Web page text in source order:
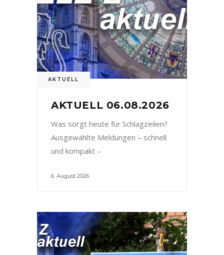
AKTUELL
AKTUELL 06.08.2026
Was sorgt heute für Schlagzeilen?
Ausgewählte Meldungen – schnell
und kompakt –
6. August 2026